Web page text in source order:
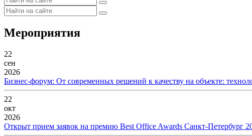
Мероприятия
22
сен
2026
Бизнес-форум: От современных решений к качеству на объекте:
22
окт
2026
Открыт прием заявок на премию Best Office Awards Санкт-Петербург